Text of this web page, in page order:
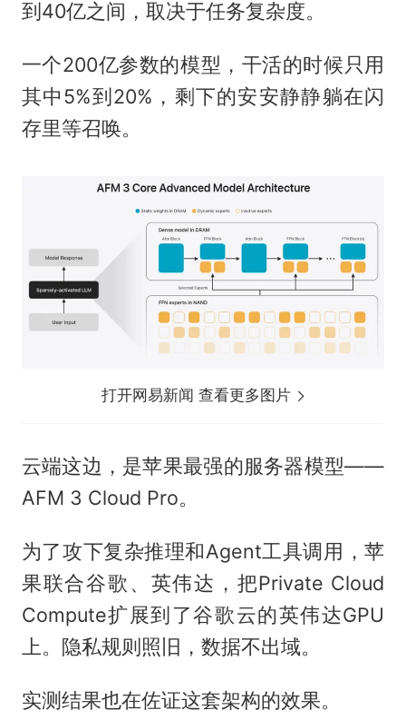
到40亿之间，取决于任务复杂度。
一个200亿参数的模型，干活的时候只用
其中5%到20%，剩下的安安静静躺在闪
存里等召唤。
打开网易新闻 查看更多图片
云端这边，是苹果最强的服务器模型——
AFM 3 Cloud Pro。
为了攻下复杂推理和Agent工具调用，苹
果联合谷歌、英伟达，把Private Cloud
Compute扩展到了谷歌云的英伟达GPU
上。隐私规则照旧，数据不出域。
实测结果也在佐证这套架构的效果。